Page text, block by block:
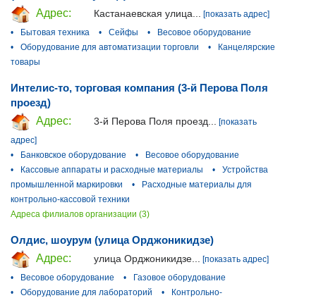
Адрес:
Кастанаевская улица... [показать адрес]
•
Бытовая техника • Сейфы •
Весовое оборудование
•
Оборудование для автоматизации торговли •
Канцелярские
товары
Интелис-то, торговая компания (3-й Перова Поля
проезд)
Адрес:
3-й Перова Поля проезд... [показать
адрес]
•
Банковское оборудование •
Весовое оборудование
•
Кассовые аппараты и расходные материалы •
Устройства
промышленной маркировки
•
Расходные материалы для
контрольно-кассовой техники
Адреса филиалов организации (3)
Олдис, шоурум (улица Орджоникидзе)
Адрес:
улица Орджоникидзе...
[показать адрес]
•
Весовое оборудование •
Газовое оборудование
•
Оборудование для лабораторий •
Контрольно-